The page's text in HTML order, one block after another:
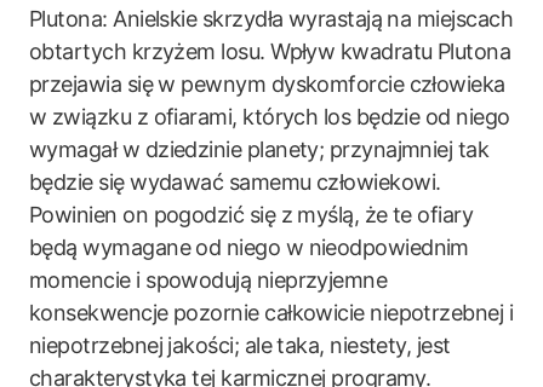
Plutona: Anielskie skrzydła wyrastają na miejscach
obtartych krzyżem losu. Wpływ kwadratu Plutona
przejawia się w pewnym dyskomforcie człowieka
w związku z ofiarami, których los będzie od niego
wymagał w dziedzinie planety; przynajmniej tak
będzie się wydawać samemu człowiekowi.
Powinien on pogodzić się z myślą, że te ofiary
będą wymagane od niego w nieodpowiednim
momencie i spowodują nieprzyjemne
konsekwencje pozornie całkowicie niepotrzebnej i
niepotrzebnej jakości; ale taka, niestety, jest
charakterystyka tej karmicznej programy.